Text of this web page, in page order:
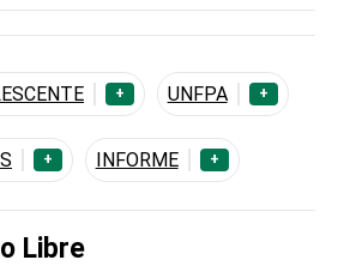
+ UNFPA +
+ INFORME +
Libre